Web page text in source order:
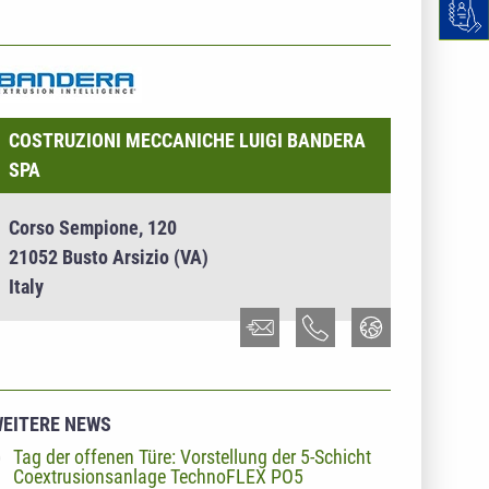
BANDERA SPA
COSTRUZIONI MECCANICHE LUIGI BANDERA
SPA
Corso Sempione, 120
21052 Busto Arsizio (VA)
Italy
NEWS
Tag der offenen Türe: Vorstellung der 5-Schicht
Coextrusionsanlage TechnoFLEX PO5